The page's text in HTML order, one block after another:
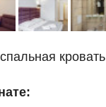
кровать